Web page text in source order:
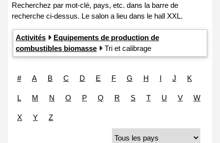
Activités
Equipements de production de
combustibles biomasse
Tri et calibrage
# A B C D E F G H I J K
L M N O P Q R S T U V W
X Y Z